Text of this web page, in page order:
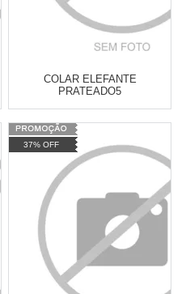
COLAR ELEFANTE
PRATEADO5
Varejo:
Atacado: R$ 2.550,90 (Apenas
Revendedor)
10
Cat:
COMPRAR
37% OFF